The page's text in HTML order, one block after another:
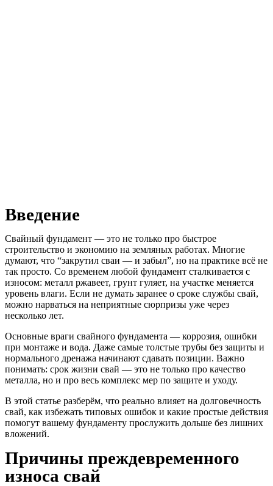
Введение
Свайный фундамент — это не только про быстрое
строительство и экономию на земляных работах. Многие
думают, что “закрутил сваи — и забыл”, но на практике всё не
так просто. Со временем любой фундамент сталкивается с
износом: металл ржавеет, грунт гуляет, на участке меняется
уровень влаги. Если не думать заранее о сроке службы свай,
можно нарваться на неприятные сюрпризы уже через
несколько лет.
Основные враги свайного фундамента — коррозия, ошибки
при монтаже и вода. Даже самые толстые трубы без защиты и
нормального дренажа начинают сдавать позиции. Важно
понимать: срок жизни свай — это не только про качество
металла, но и про весь комплекс мер по защите и уходу.
В этой статье разберём, что реально влияет на долговечность
свай, как избежать типовых ошибок и какие простые действия
помогут вашему фундаменту прослужить дольше без лишних
вложений.
Причины преждевременного
износа свай